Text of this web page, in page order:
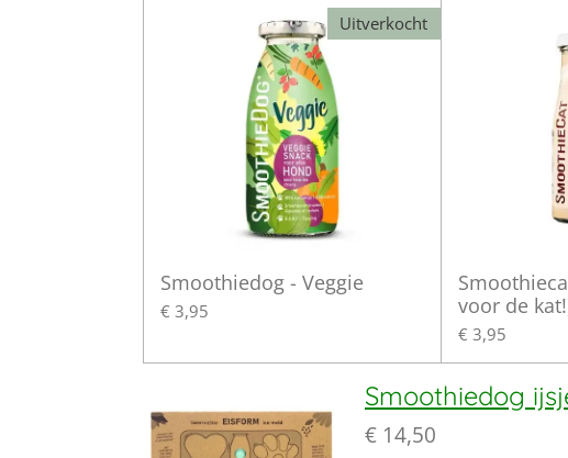
Uitverkocht
Smoothiedog - Veggie
€ 3,95
voor de
€ 3,95
Smoothiedog
€ 14,50